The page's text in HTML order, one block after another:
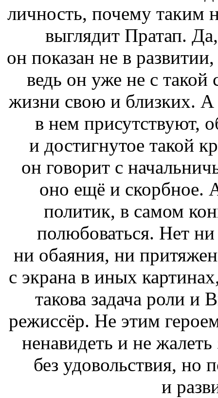
личность, почему таким
выглядит Пратап.
он показан не в
ведь он уже не с
жизни свою и близких. А
в нем присутствуют,
и достигнутое такой
он говорит с
оно ещё и скорбное.
политик, в самом
полюбоваться. Нет
ни обаяния, ни
с экрана в иных
такова задача роли и
режиссёр. Не этим
ненавидеть и не
без удовольствия, но
и